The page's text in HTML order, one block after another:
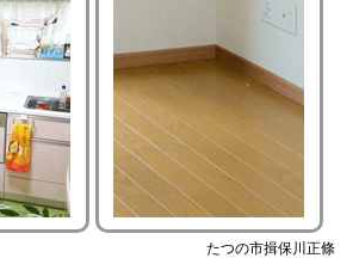
たつの市揖保川正條